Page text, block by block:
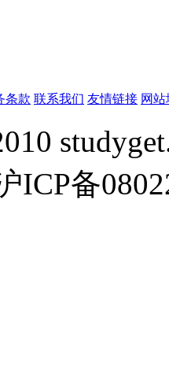
条款 联系我们 友情链接 网
ICP备